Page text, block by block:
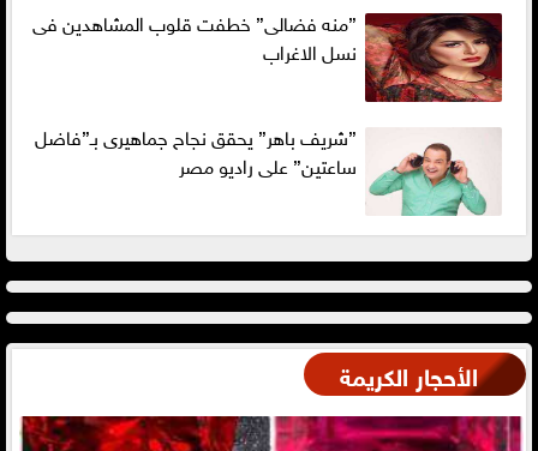
”منه فضالى” خطفت قلوب المشاهدين فى
نسل الاغراب
”شريف باهر” يحقق نجاح جماهيرى بـ”فاضل
ساعتين” على راديو مصر
الأحجار الكريمة